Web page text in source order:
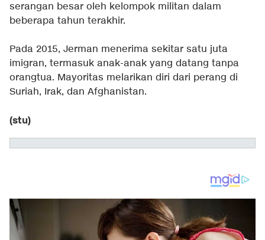
serangan besar oleh kelompok militan dalam
beberapa tahun terakhir.
Pada 2015, Jerman menerima sekitar satu juta
imigran, termasuk anak-anak yang datang tanpa
orangtua. Mayoritas melarikan diri dari perang di
Suriah, Irak, dan Afghanistan.
(stu)